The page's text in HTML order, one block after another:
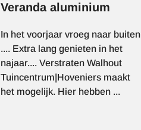
Veranda aluminium
In het voorjaar vroeg naar buiten
.... Extra lang genieten in het
najaar.... Verstraten Walhout
Tuincentrum|Hoveniers maakt
het mogelijk. Hier hebben ...